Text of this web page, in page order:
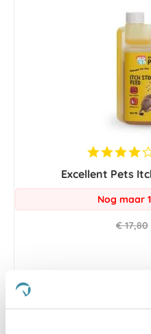
Excellent Pets
Nog maar
€ 17,80